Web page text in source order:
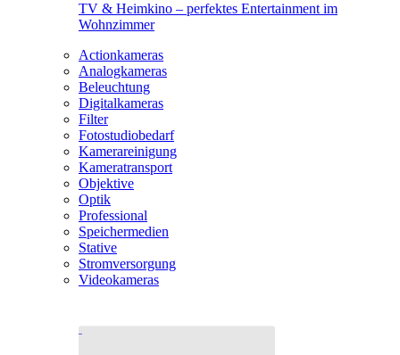
TV & Heimkino – perfektes Entertainment im
Wohnzimmer
Actionkameras
Analogkameras
Beleuchtung
Digitalkameras
Filter
Fotostudiobedarf
Kamerareinigung
Kameratransport
Objektive
Optik
Professional
Speichermedien
Stative
Stromversorgung
Videokameras